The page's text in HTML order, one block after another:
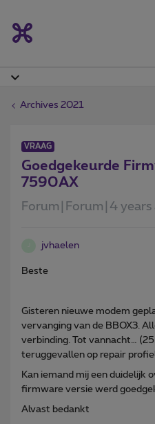
Archives 2021
VRAAG
Goedgekeurde
7590AX
Forum|Forum|4 years
jvhaelen
Beste
Gisteren nieuwe modem
vervanging van de BBOX3.
verbinding. Tot vannacht…
teruggevallen op repair
Kan iemand mij een duidelijk
firmware versie werd
Alvast bedankt